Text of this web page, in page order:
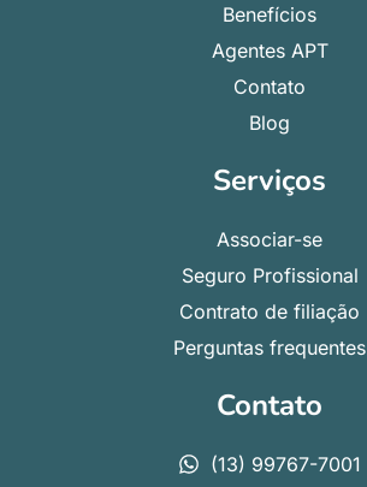
Benefícios
Agentes APT
Contato
Blog
Serviços
Associar-se
Seguro Profissional
Contrato de filiação
Perguntas frequentes
Contato
(13) 99767-7001